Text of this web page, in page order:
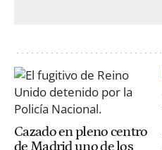
Cazado en pleno centro
de Madrid uno de los